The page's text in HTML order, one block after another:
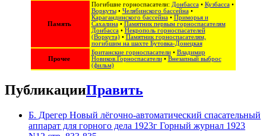
Память
Погибшие горноспасатели: Донбасса• Кузбасса•
Воркуты• Челябинского бассейна•
Карагандинского бассейна• Приморья и
Сахалина• Памятник первым горноспасателям
Донбасса• Некрополь горноспасателей
(Воркута)• Памятник горноспасателям,
погибшим на шахте Бутовка-Донецкая
Прочее
Британские горноспасатели• Владимир
Новиков.Горноспасатели• Внезапный выброс
(фильм)
ПубликацииПравить
Б. Дрегер Новый лёгочно-автоматический спасательный
аппарат для горного дела 1923г Горный журнал 1923